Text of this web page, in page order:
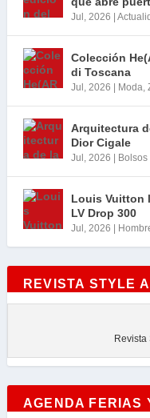
Jul, 2026
Colección
di Toscana
Jul, 2026 Moda,
Arquitectura
Dior Cigale
Jul, 2026 Bolsos
Louis Vuitton
LV Drop 300
Jul, 2026
REVISTA STYLE
Revista
AGENDA FERIAS